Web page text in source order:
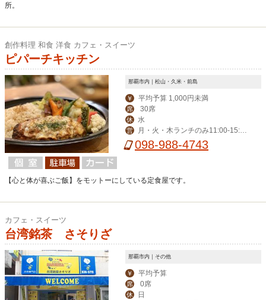
所。
創作料理 和食 洋食 カフェ・スイーツ
ピパーチキッチン
那覇市内｜松山・久米・前島
￥ 平均予算 1,000円未満
席 30席
休 水
営
月・火・木ランチのみ11:00-15:0
0 金・土・日ランチ＆ディナー 17:
098-988-4743
【心と体が喜ぶご飯】をモットーにしている定食屋です。
カフェ・スイーツ
台湾銘茶 さそりざ
那覇市内｜その他
￥ 平均予算
席 0席
休 日